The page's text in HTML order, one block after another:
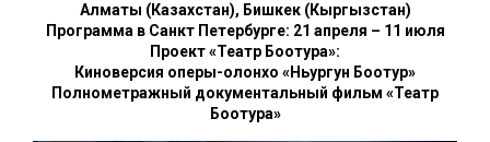
Алматы (Казахстан), Бишкек (Кыргызстан)
Программа в Санкт Петербурге: 21 апреля – 11 июля
Проект «Театр Боотура»:
Киноверсия оперы-олонхо «Ньургун Боотур»
Полнометражный документальный фильм «Театр
Боотура»